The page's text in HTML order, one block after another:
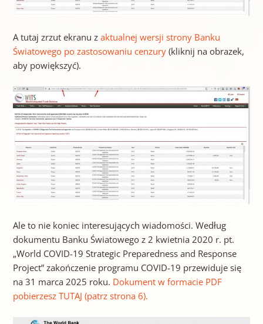
A tutaj zrzut ekranu z aktualnej wersji strony Banku
Światowego po zastosowaniu cenzury(kliknij na obrazek,
aby powiększyć).
Ale to nie koniec interesujących wiadomości. Według
dokumentu Banku Światowego z 2 kwietnia 2020 r. pt.
„World COVID-19 Strategic Preparedness and Response
Project” zakończenie programu COVID-19 przewiduje się
na 31 marca 2025 roku. Dokument w formacie PDF
pobierzesz TUTAJ (patrz strona 6).